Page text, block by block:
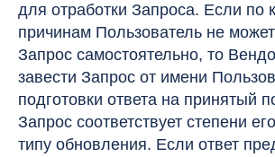
для отработки Запроса. Если по
причинам Пользователь не
Запрос самостоятельно, то
завести Запрос от имени
подготовки ответа на принятый
Запрос соответствует степени
типу обновления. Если ответ